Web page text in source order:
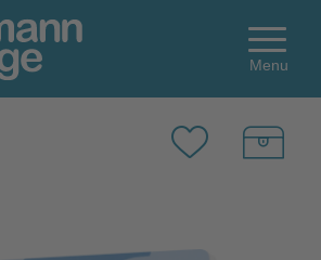
Menu